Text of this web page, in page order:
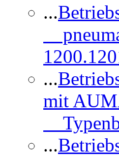
...
...
mit
...